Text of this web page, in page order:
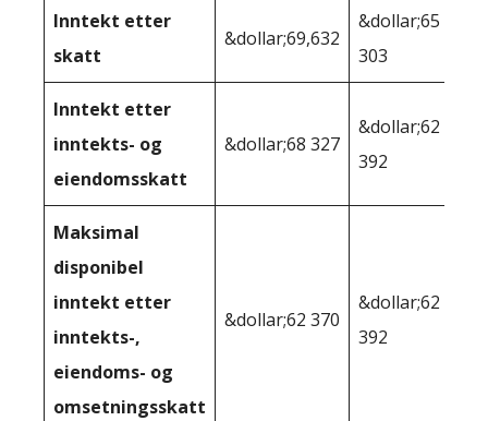
Inntekt etter
skatt
&dollar;69,632
&dollar;65
303
Inntekt etter
inntekts- og
eiendomsskatt
&dollar;68 327
&dollar;62
392
Maksimal
disponibel
inntekt etter
inntekts-,
eiendoms- og
omsetningsskatt
&dollar;62 370
&dollar;62
392